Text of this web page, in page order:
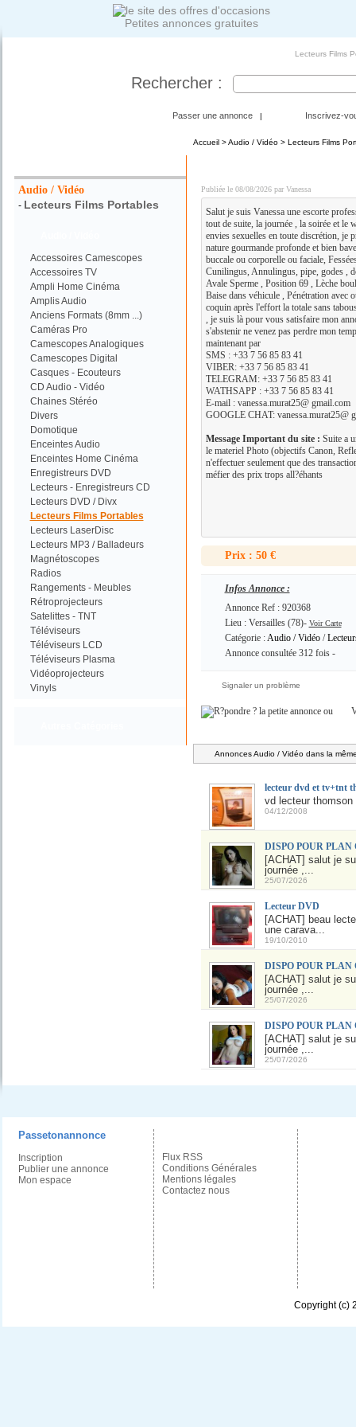
Petites annonces gratuites
Lecteurs Films
Rechercher :
Passer une annonce | Inscrivez-
Audio / Vidéo
- Lecteurs Films Portables
Accessoires Camescopes
Accessoires TV
Ampli Home Cinéma
Amplis Audio
Anciens Formats (8mm ...)
Caméras Pro
Camescopes Analogiques
Camescopes Digital
Casques - Ecouteurs
CD Audio - Vidéo
Chaines Stéréo
Divers
Domotique
Enceintes Audio
Enceintes Home Cinéma
Enregistreurs DVD
Lecteurs - Enregistreurs CD
Lecteurs DVD / Divx
Lecteurs Films Portables
Lecteurs LaserDisc
Lecteurs MP3 / Balladeurs
Magnétoscopes
Radios
Rangements - Meubles
Rétroprojecteurs
Satelittes - TNT
Téléviseurs
Téléviseurs LCD
Téléviseurs Plasma
Vidéoprojecteurs
Vinyls
Accueil>Audio / Vidéo> Lecteurs Films
Publiée le 08/08/2026 par Vanessa
Salut je suis Vanessa une escorte
tout de suite, la journée , la soirée et le
envies sexuelles en toute discrétion, je
nature gourmande profonde et bien
buccale ou corporelle ou faciale,
Cunilingus, Annulingus, pipe, godes ,
Avale Sperme , Position 69 , Lèche
Baise dans véhicule , Pénétration avec
coquin après l'effort la totale sans
, je suis là pour vous satisfaire mon
s'abstenir ne venez pas perdre mon
maintenant par
SMS : +33 7 56 85 83 41
VIBER: +33 7 56 85 83 41
TELEGRAM: +33 7 56 85 83 41
WATHSAPP : +33 7 56 85 83 41
E-mail : vanessa.murat25@ gmail.com
GOOGLE CHAT: vanessa.murat25@
Message Important du site : Suite a
le materiel Photo (objectifs Canon,
n'effectuer seulement que des
méfier des prix trops all?éhants
Prix : 50 €
Infos Annonce :
Annonce Ref : 920368
Lieu : Versailles (78)- Voir Carte
Catégorie :Audio / Vidéo/
Annonce consultée 312 fois -
Signaler un problème
ou
Annonces Audio / Vidéo dans la
lecteur dvd et tv+tnt
vd lecteur
04/12/2008
DISPO POUR
[ACHAT] salut je
journée ,...
25/07/2026
Lecteur DVD
[ACHAT] beau
une carava...
19/10/2010
DISPO POUR
[ACHAT] salut je
journée ,...
25/07/2026
DISPO POUR
[ACHAT] salut je
journée ,...
25/07/2026
Passetonannonce
Inscription
Publier une annonce
Mon espace
Flux RSS
Conditions Générales
Mentions légales
Contactez nous
Copyright (c)